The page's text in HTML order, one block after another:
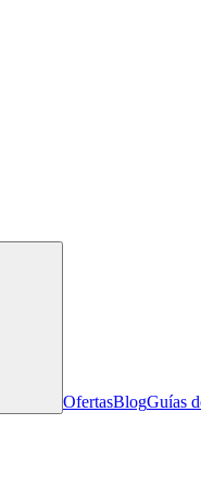
OfertasBlogGuías